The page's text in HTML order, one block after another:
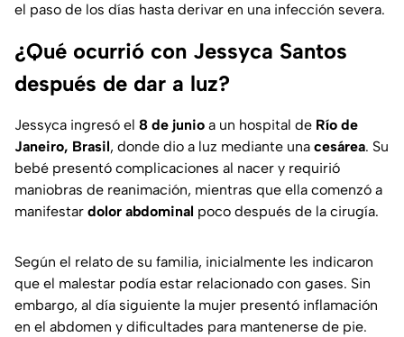
el paso de los días hasta derivar en una infección severa.
¿Qué ocurrió con Jessyca Santos
después de dar a luz?
Jessyca ingresó el 8 de junio a un hospital de Río de
Janeiro, Brasil, donde dio a luz mediante una cesárea. Su
bebé presentó complicaciones al nacer y requirió
maniobras de reanimación, mientras que ella comenzó a
manifestar dolor abdominal poco después de la cirugía.
Según el relato de su familia, inicialmente les indicaron
que el malestar podía estar relacionado con gases. Sin
embargo, al día siguiente la mujer presentó inflamación
en el abdomen y dificultades para mantenerse de pie.